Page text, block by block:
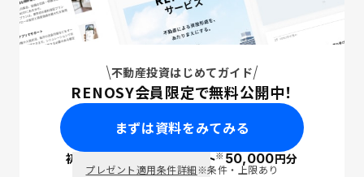
不動産投資はじめてガイド
RENOSY会員限定で無料公開中！
まずは資料をみてみる
初回面談で ポイント※50,000円分
プレゼント適用条件詳細※条件・上限あり